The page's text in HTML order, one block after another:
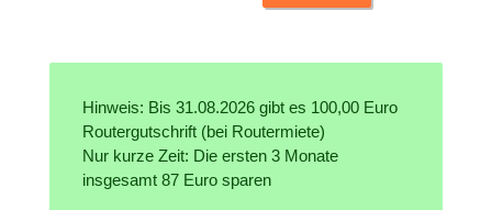
Hinweis: Bis 31.08.2026 gibt es 100,00 Euro
Routergutschrift (bei Routermiete)
Nur kurze Zeit: Die ersten 3 Monate
insgesamt 87 Euro sparen